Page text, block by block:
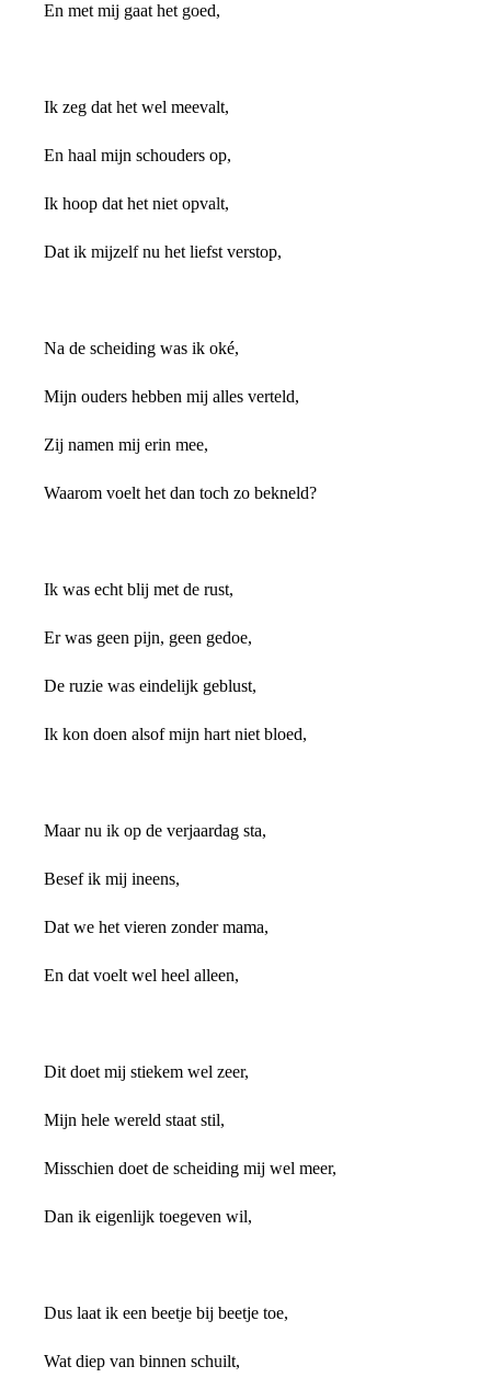
En met mij gaat het goed,
Ik zeg dat het wel meevalt,
En haal mijn schouders op,
Ik hoop dat het niet opvalt,
Dat ik mijzelf nu het liefst verstop,
Na de scheiding was ik oké,
Mijn ouders hebben mij alles verteld,
Zij namen mij erin mee,
Waarom voelt het dan toch zo bekneld?
Ik was echt blij met de rust,
Er was geen pijn, geen gedoe,
De ruzie was eindelijk geblust,
Ik kon doen alsof mijn hart niet bloed,
Maar nu ik op de verjaardag sta,
Besef ik mij ineens,
Dat we het vieren zonder mama,
En dat voelt wel heel alleen,
Dit doet mij stiekem wel zeer,
Mijn hele wereld staat stil,
Misschien doet de scheiding mij wel meer,
Dan ik eigenlijk toegeven wil,
Dus laat ik een beetje bij beetje toe,
Wat diep van binnen schuilt,